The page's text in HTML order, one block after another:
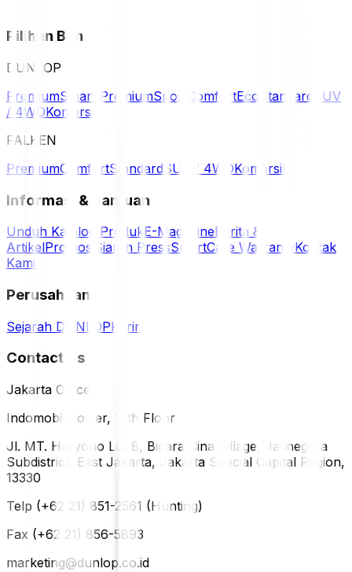
Pilihan Ban
DUNLOP
PremiumSmart PremiumSport ComfortEco Standard
SUV
/ 4WDKomersil
FALKEN
PremiumComfortStandard SUV / 4WDKomersil
Informasi & Bantuan
Unduh Katalog ProdukE-MagazineBerita &
ArtikelPromosi Siaran PressSmartCare WarrantyKontak
Kami
Perusahaan
Sejarah DUNLOPKarir
Contact Us
Jakarta Office
Indomobil Tower, 12th Floor
Jl. MT. Haryono Lot 8, Bidara Cina Village, Jatinegara
Subdistrict, East Jakarta, Jakarta Special Capital Region,
13330
Telp (+62 21) 851-2561 (Hunting)
Fax (+62 21) 856-5893
marketing@dunlop.co.id